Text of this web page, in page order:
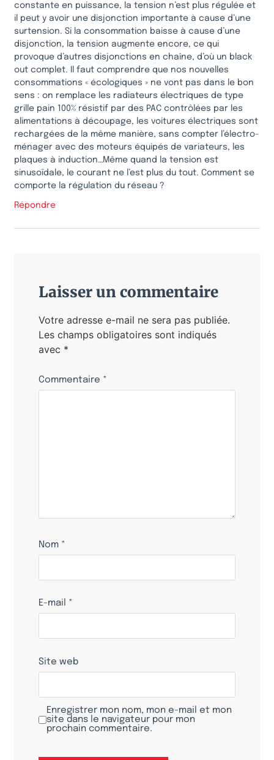
constante en puissance, la tension n’est plus régulée et
il peut y avoir une disjonction importante à cause d’une
surtension. Si la consommation baisse à cause d’une
disjonction, la tension augmente encore, ce qui
provoque d’autres disjonctions en chaîne, d’où un black
out complet. Il faut comprendre que nos nouvelles
consommations « écologiques » ne vont pas dans le bon
sens : on remplace les radiateurs électriques de type
grille pain 100% résistif par des PAC contrôlées par les
alimentations à découpage, les voitures électriques sont
rechargées de la même manière, sans compter l’électro-
ménager avec des moteurs équipés de variateurs, les
plaques à induction…Même quand la tension est
sinusoïdale, le courant ne l’est plus du tout. Comment se
comporte la régulation du réseau ?
Répondre
Laisser un commentaire
Votre adresse e-mail ne sera pas publiée.
Les champs obligatoires sont indiqués
avec *
Commentaire *
Nom *
E-mail *
Site web
Enregistrer mon nom, mon e-mail et mon
site dans le navigateur pour mon
prochain commentaire.